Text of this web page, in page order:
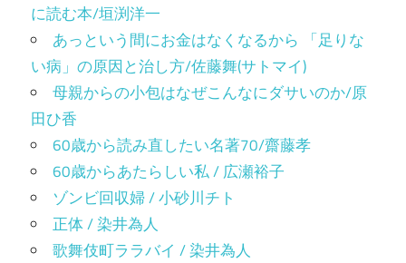
に読む本/垣渕洋一
あっという間にお金はなくなるから 「足りな
い病」の原因と治し方/佐藤舞(サトマイ)
母親からの小包はなぜこんなにダサいのか/原
田ひ香
60歳から読み直したい名著70/齋藤孝
60歳からあたらしい私 / 広瀬裕子
ゾンビ回収婦 / 小砂川チト
正体 / 染井為人
歌舞伎町ララバイ / 染井為人